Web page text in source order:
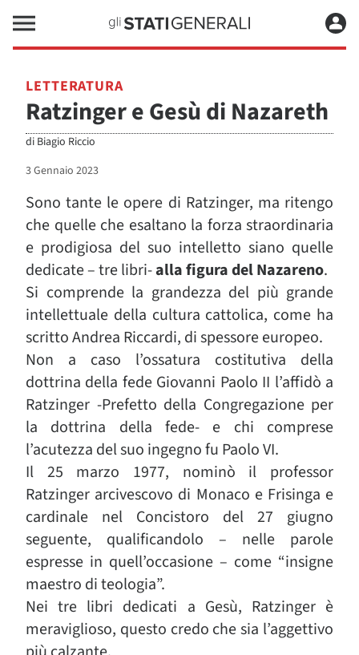
LETTERATURA
Ratzinger e Gesù di Nazareth
di Biagio Riccio
3 Gennaio 2023
Sono tante le opere di Ratzinger, ma ritengo
che quelle che esaltano la forza straordinaria
e prodigiosa del suo intelletto siano quelle
dedicate – tre libri-alla figura del Nazareno.
Si comprende la grandezza del più grande
intellettuale della cultura cattolica, come ha
scritto Andrea Riccardi, di spessore europeo.
Non a caso l’ossatura costitutiva della
dottrina della fede Giovanni Paolo II l’affidò a
Ratzinger -Prefetto della Congregazione per
la dottrina della fede- e chi comprese
l’acutezza del suo ingegno fu Paolo VI.
Il 25 marzo 1977, nominò il professor
Ratzinger arcivescovo di Monaco e Frisinga e
cardinale nel Concistoro del 27 giugno
seguente, qualificandolo – nelle parole
espresse in quell’occasione – come “insigne
maestro di teologia”.
Nei tre libri dedicati a Gesù, Ratzinger è
meraviglioso, questo credo che sia l’aggettivo